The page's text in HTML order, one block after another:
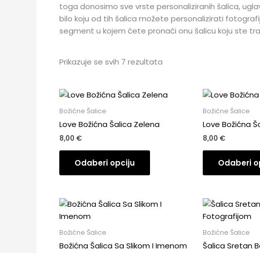
toga donosimo sve vrste personaliziranih šalica,
bilo koju od tih šalica možete personalizirati
segment u kojem ćete pronaći onu šalicu koju ste
Prikazuje se svih 7 rezultata
Božićne Šalice
Love Božićna Šalica Zelena
8,00 €
Odaberi opciju
Božićne Šalice
Love Božićna
8,00 €
Odaberi
Božićne Šalice
Božićna Šalica Sa Slikom I Imenom
Božićne Šalice
Šalica Sretan